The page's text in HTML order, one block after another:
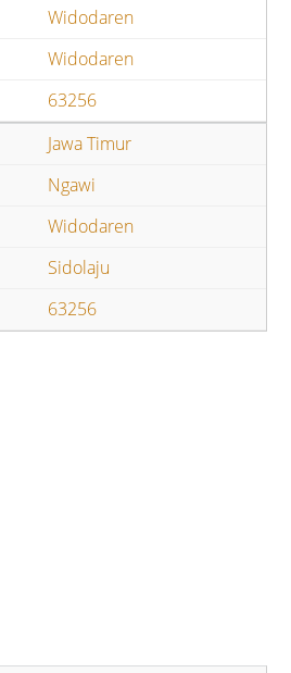
Widodaren
Widodaren
63256
Jawa Timur
Ngawi
Widodaren
Sidolaju
63256